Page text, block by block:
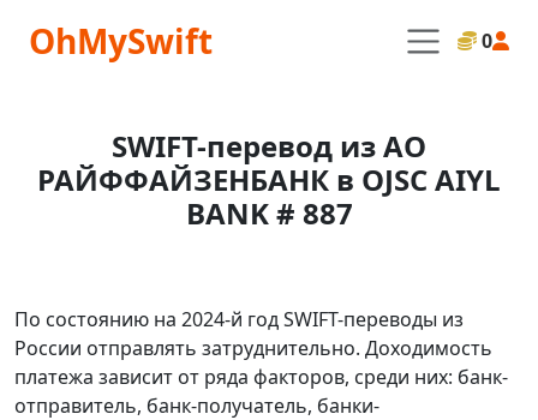
OhMySwift 0
SWIFT-перевод из АО
РАЙФФАЙЗЕНБАНК в OJSC AIYL
BANK # 887
По состоянию на 2024-й год SWIFT-переводы из
России отправлять затруднительно. Доходимость
платежа зависит от ряда факторов, среди них: банк-
отправитель, банк-получатель, банки-